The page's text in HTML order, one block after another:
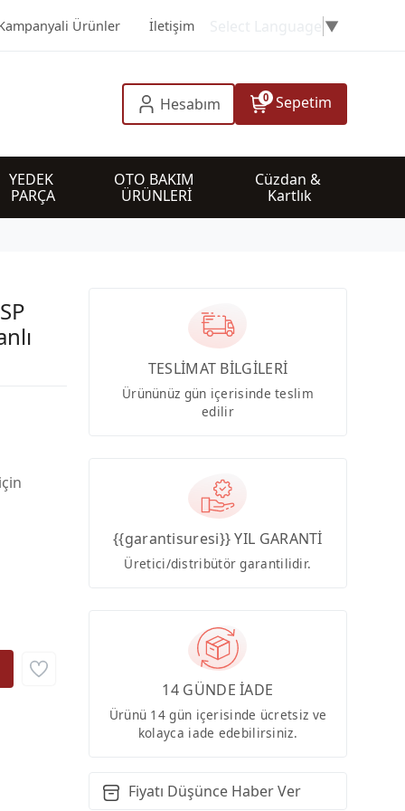
Ürünler İletişim ▼
Hesabım 0 Sepetim
YEDEK
PARÇA
OTO BAKIM
ÜRÜNLERİ
Cüzdan &
Kartlık
TESLİMAT BİLGİLERİ
Ürününüz gün içerisinde teslim
edilir
{{garantisuresi}} YIL GARANTİ
Üretici/distribütör garantilidir.
14 GÜNDE İADE
Ürünü 14 gün içerisinde ücretsiz ve
kolayca iade edebilirsiniz.
Fiyatı Düşünce Haber Ver